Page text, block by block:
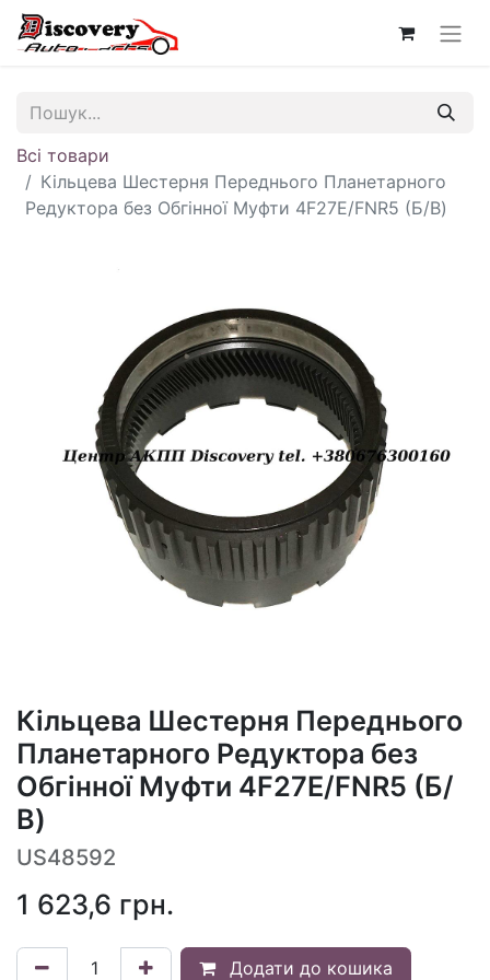
Всі товари
Кільцева Шестерня Переднього Планетарного
Редуктора без Обгінної Муфти 4F27E/FNR5 (Б/В)
Кільцева Шестерня Переднього
Планетарного Редуктора без
Обгінної Муфти 4F27E/FNR5 (Б/
В)
US48592
1 623,6 грн.
Додати до кошика